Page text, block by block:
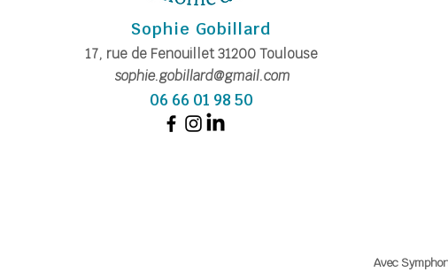
Sophie Gobillard
17, rue de Fenouillet 31200Toulouse
sophie.gobillard@gmail.com
06 66 01 98 50
Avec